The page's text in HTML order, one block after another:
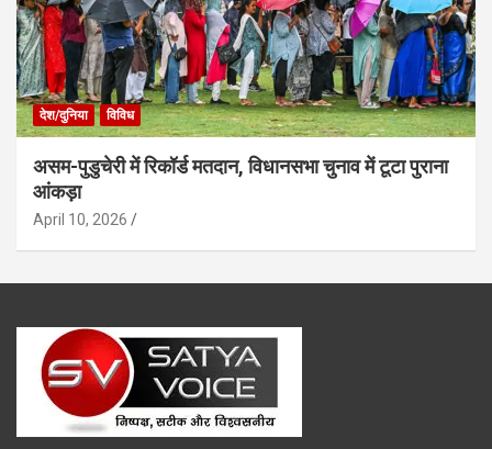
देश/दुनिया विविध
असम-पुडुचेरी में रिकॉर्ड मतदान, विधानसभा चुनाव में टूटा पुराना
आंकड़ा
April 10, 2026